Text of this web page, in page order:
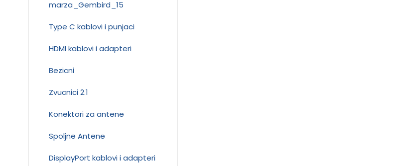
marza_Gembird_15
Type C kablovi i punjaci
HDMI kablovi i adapteri
Bezicni
Zvucnici 2.1
Konektori za antene
Spoljne Antene
DisplayPort kablovi i adapteri